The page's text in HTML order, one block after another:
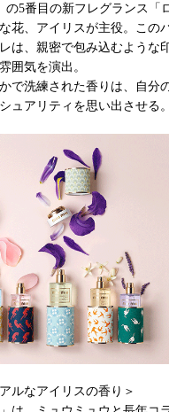
の5番目の新フレグランス「
花、アイリスが主役。この
は、親密で包み込むような
囲気を演出。
で洗練された香りは、自分
ュアリティを思い出させる。
ルなアイリスの香り＞